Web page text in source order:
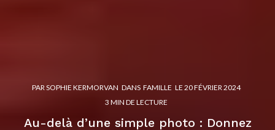
PAR SOPHIE KERMORVAN DANS FAMILLE LE 20 FÉVRIER 2024
3 MIN DE LECTURE
Au-delà d’une simple photo : Donnez